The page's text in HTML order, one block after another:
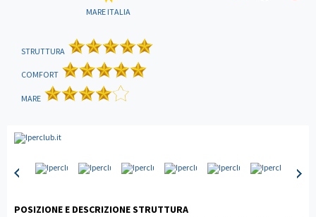
MARE ITALIA
STRUTTURA
COMFORT
MARE
POSIZIONE E DESCRIZIONE STRUTTURA